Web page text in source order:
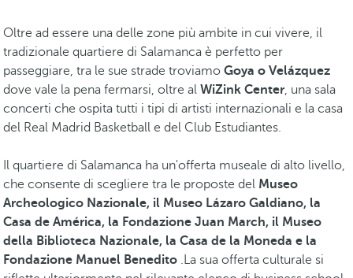
Oltre ad essere una delle zone più ambite in cui vivere, il
tradizionale quartiere di Salamanca è perfetto per
passeggiare, tra le sue strade troviamo Goya o Velázquez
dove vale la pena fermarsi, oltre al WiZink Center, una sala
concerti che ospita tutti i tipi di artisti internazionali e la casa
del Real Madrid Basketball e del Club Estudiantes.
Il quartiere di Salamanca ha un'offerta museale di alto livello,
che consente di scegliere tra le proposte del Museo
Archeologico Nazionale, il Museo Lázaro Galdiano, la
Casa de América, la Fondazione Juan March, il Museo
della Biblioteca Nazionale, la Casa de la Moneda e la
Fondazione Manuel Benedito .La sua offerta culturale si